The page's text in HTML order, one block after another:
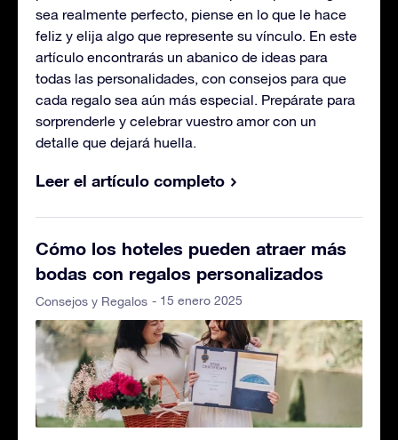
sea realmente perfecto, piense en lo que le hace
feliz y elija algo que represente su vínculo. En este
artículo encontrarás un abanico de ideas para
todas las personalidades, con consejos para que
cada regalo sea aún más especial. Prepárate para
sorprenderle y celebrar vuestro amor con un
detalle que dejará huella.
Leer el artículo completo
Cómo los hoteles pueden atraer más
bodas con regalos personalizados
Consejos y Regalos - 15 enero 2025